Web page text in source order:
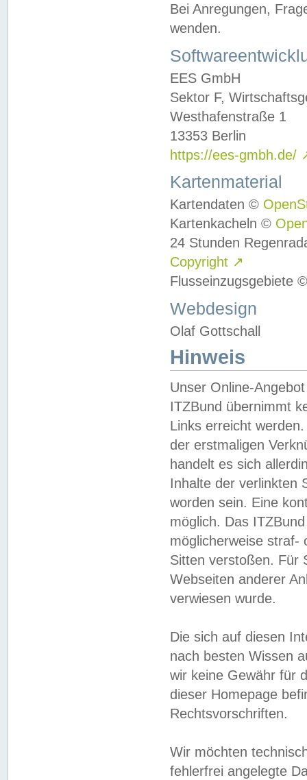
Bei Anregungen,
wenden.
EES GmbH
Sektor F,
Westhafenstraße 1
13353 Berlin
https://ees-gmbh.de/
Kartenmaterial
Kartendaten ©
Kartenkacheln ©
24 Stunden
Copyright ↗
Flusseinzugsgebiete
Webdesign
Olaf Gottschall
Hinweis
Unser Online-
ITZBund übernimmt
Links erreicht
der erstmaligen
handelt es sich
Inhalte der verlinkten
worden sein. Eine
möglich. Das
möglicherweise straf-
Sitten verstoßen. Für
Webseiten anderer
verwiesen wurde.
Die sich auf diesen
nach besten Wissen
wir keine Gewähr für
dieser Homepage
Rechtsvorschriften.
Wir möchten
fehlerfrei angelegte